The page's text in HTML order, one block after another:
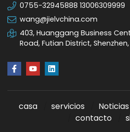
0755-32945888 13006309999
wang@jielvchina.com
403, Huanggang Business
Road, Futian District,
casa servicios Noticias
contacto